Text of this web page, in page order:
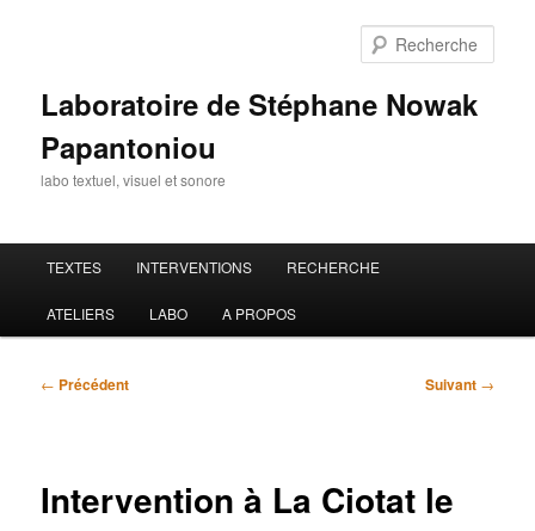
Laboratoire de Stéphane Nowak
Papantoniou
labo textuel, visuel et sonore
principal
TEXTES INTERVENTIONS RECHERCHE
ATELIERS LABO A PROPOS
Navigation
← Précédent Suivant →
Intervention à La Ciotat le